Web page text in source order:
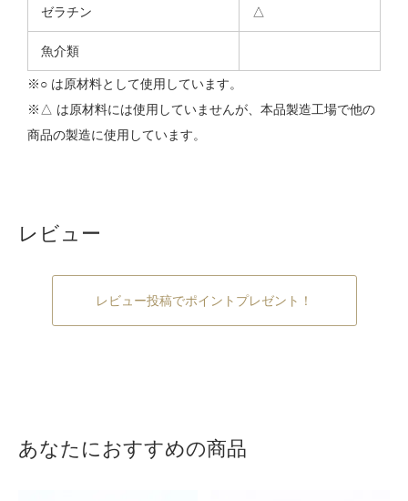
ゼラチン △
魚介類
※○ は原材料として使用しています。
※△ は原材料には使用していませんが、本品製造工場で他の
商品の製造に使用しています。
レビュー
レビュー投稿でポイントプレゼント！
あなたにおすすめの商品